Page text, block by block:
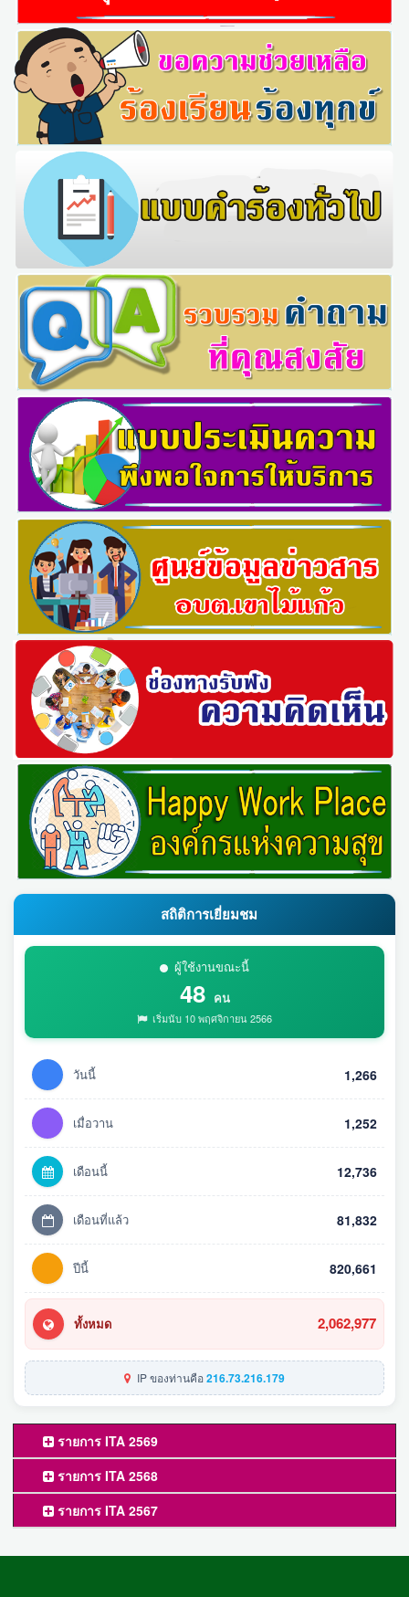
สถิติการเยี่ยมชม
ผู้ใช้งานขณะนี้
48 คน
เริ่มนับ 10 พฤศจิกายน 2566
วันนี้ 1,266
เมื่อวาน 1,252
เดือนนี้ 12,736
เดือนที่แล้ว 81,832
ปีนี้ 820,661
ทั้งหมด 2,062,977
IP ของท่านคือ216.73.216.179
รายการ ITA 2569
รายการ ITA 2568
รายการ ITA 2567